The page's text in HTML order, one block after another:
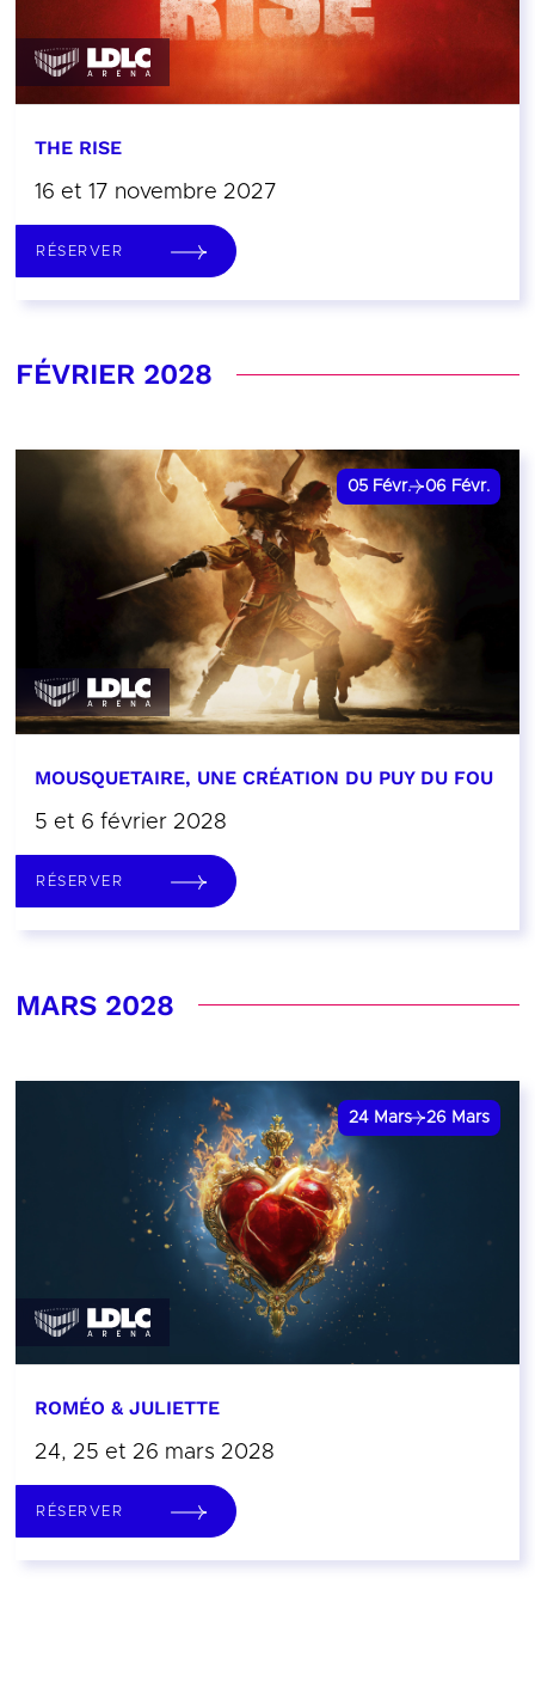
THE RISE
16 et 17 novembre 2027
RÉSERVER
FÉVRIER 2028
05 Févr. 06 Févr.
MOUSQUETAIRE, UNE CRÉATION DU PUY DU FOU
5 et 6 février 2028
RÉSERVER
MARS 2028
24 Mars 26 Mars
ROMÉO & JULIETTE
24, 25 et 26 mars 2028
RÉSERVER